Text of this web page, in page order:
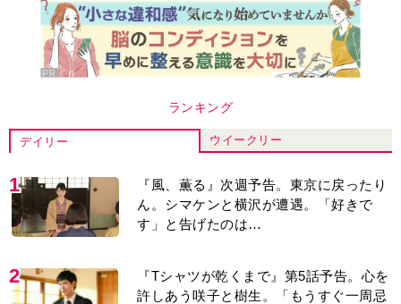
ランキング
デイリー ウイークリー
1
『風、薫る』次週予告。東京に戻ったり
ん。シマケンと横沢が遭遇。「好きで
す」と告げたのは…
2
『Tシャツが乾くまで』第5話予告。心を
許しあう咲子と樹生。「もうすぐ一周忌